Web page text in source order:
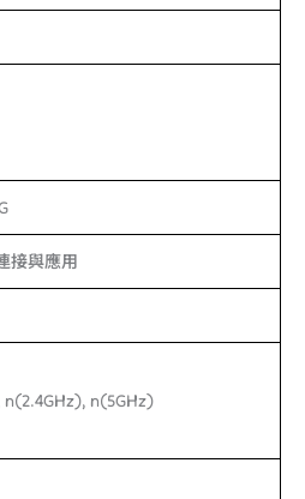
接與應用
n(2.4GHz), n(5GHz)